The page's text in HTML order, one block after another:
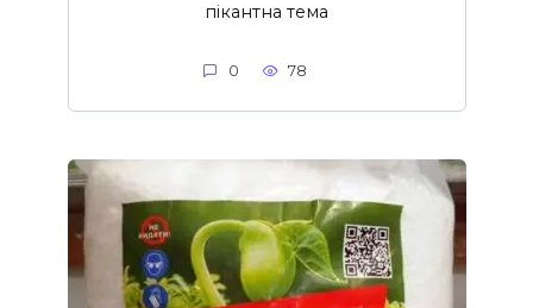
пікантна тема
0 78